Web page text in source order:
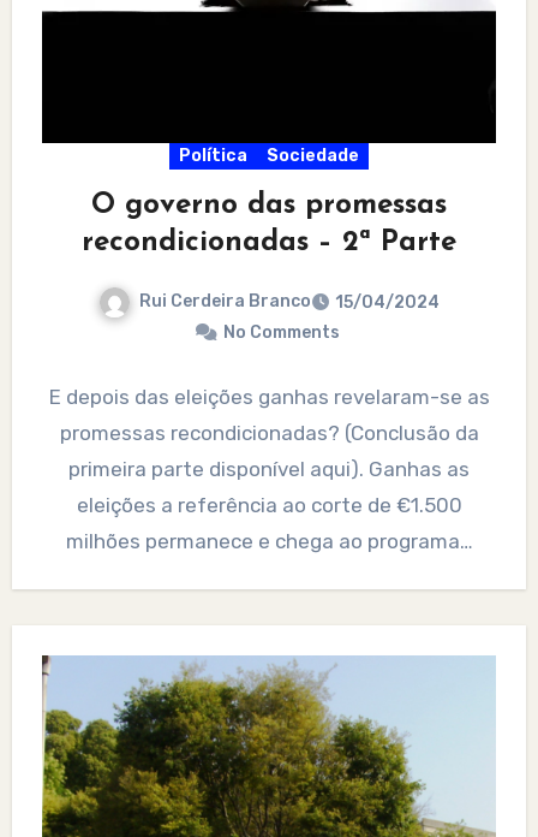
Política Sociedade
O governo das promessas
recondicionadas – 2ª Parte
Rui Cerdeira Branco
15/04/2024
No Comments
E depois das eleições ganhas revelaram-se as
promessas recondicionadas? (Conclusão da
primeira parte disponível aqui). Ganhas as
eleições a referência ao corte de €1.500
milhões permanece e chega ao programa…